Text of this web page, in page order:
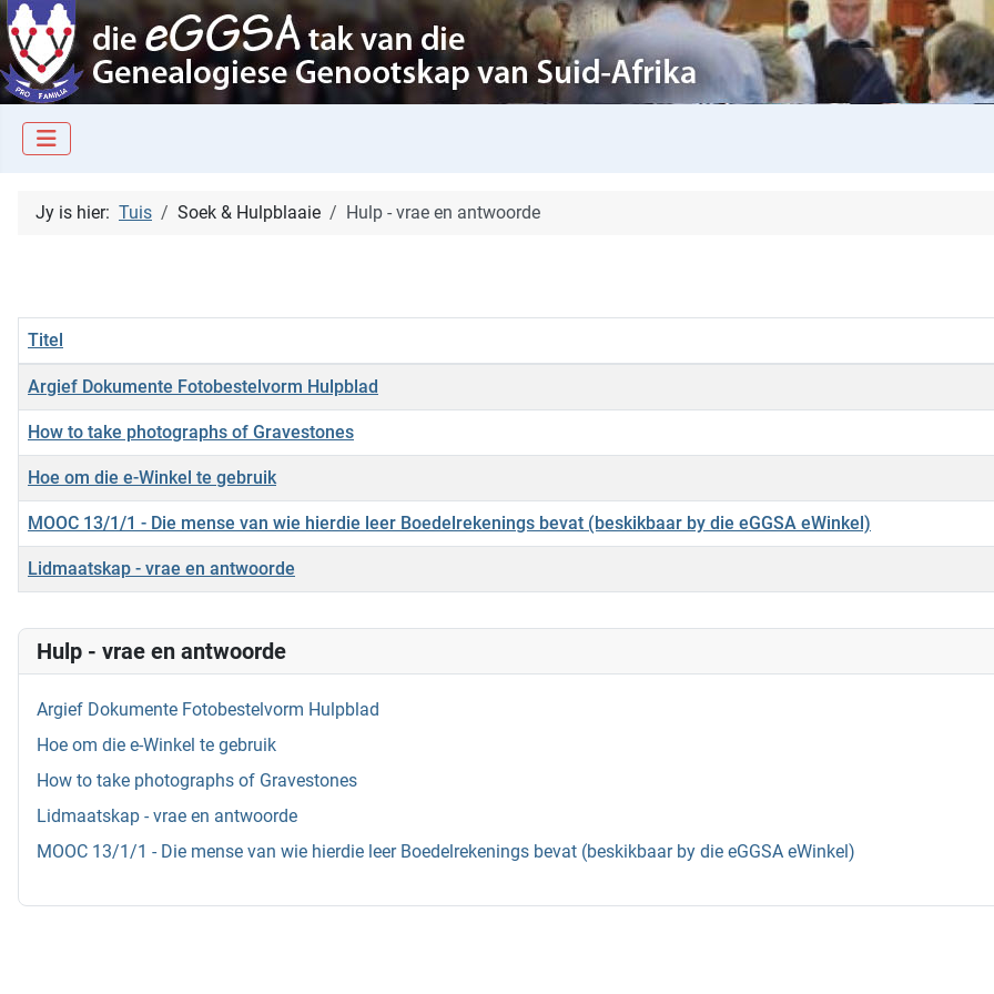
Hulp - vrae en antwoorde
Argief Dokumente Fotobestelvorm Hulpblad
Hoe om die e-Winkel te gebruik
How to take photographs of Gravestones
Lidmaatskap - vrae en antwoorde
MOOC 13/1/1 - Die mense van wie hierdie leer Boedelrekenings bevat (beskikbaar by die eGGSA eWinkel)
Jy is hier: Tuis Soek & Hulpblaaie Hulp - vrae en antwoorde
Artikels
Titel
Argief Dokumente Fotobestelvorm Hulpblad
How to take photographs of Gravestones
Hoe om die e-Winkel te gebruik
MOOC 13/1/1 - Die mense van wie hierdie leer Boedelrekenings bevat (beskikbaar by die eGGSA eWinkel)
Lidmaatskap - vrae en antwoorde